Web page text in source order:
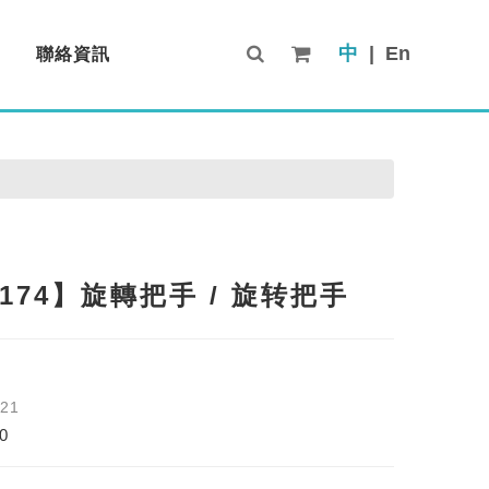
中 En
聯絡資訊
】旋轉把手 / 旋转把手